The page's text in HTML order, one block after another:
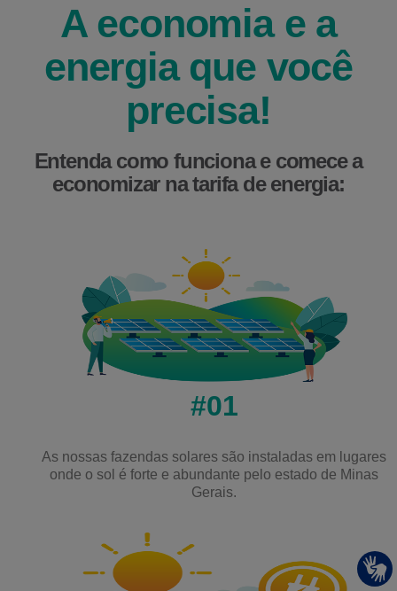
A economia e a
energia que você
precisa!
Entenda como funciona e comece a
economizar na tarifa de energia:
#01
As nossas fazendas solares são instaladas em lugares
onde o sol é forte e abundante pelo estado de Minas
Gerais.